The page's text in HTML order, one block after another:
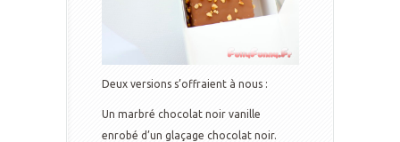
Deux versions s’offraient à nous :
Un marbré chocolat noir vanille
enrobé d’un glaçage chocolat noir.